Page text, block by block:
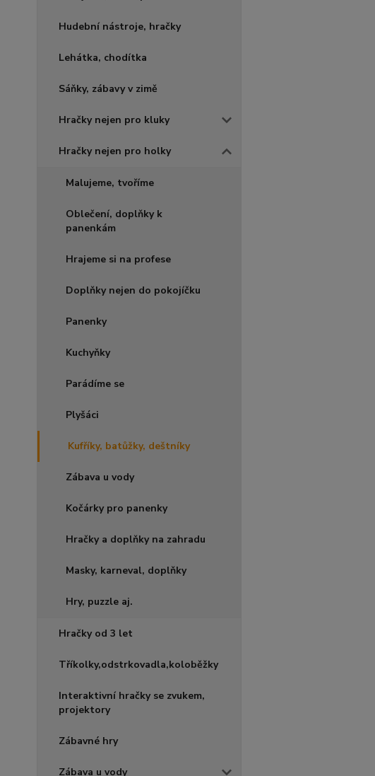
Hudební nástroje, hračky
Lehátka, chodítka
Sáňky, zábavy v zimě
Hračky nejen pro kluky
Hračky nejen pro holky
Malujeme, tvoříme
Oblečení, doplňky k
panenkám
Hrajeme si na profese
Doplňky nejen do pokojíčku
Panenky
Kuchyňky
Parádíme se
Plyšáci
Kufříky, batůžky, deštníky
Zábava u vody
Kočárky pro panenky
Hračky a doplňky na zahradu
Masky, karneval, doplňky
Hry, puzzle aj.
Hračky od 3 let
Tříkolky,odstrkovadla,koloběžky
Interaktivní hračky se zvukem,
projektory
Zábavné hry
Zábava u vody